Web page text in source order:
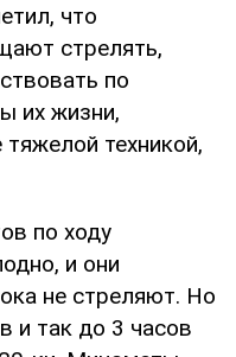
что
стрелять,
по
их жизни,
техникой,
по ходу
и они
не стреляют. Но
и так до 3 часов